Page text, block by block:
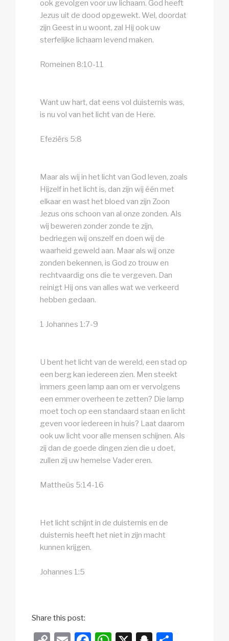
ook gevolgen voor uw lichaam. God heeft
Jezus uit de dood opgewekt. Wel, doordat
zijn Geest in u woont, zal Hij ook uw
sterfelijke lichaam levend maken.
Romeinen 8:10-11
Want uw hart, dat eens vol duisternis was,
is nu vol van het licht van de Here.
Efeziërs 5:8
Maar als wij in het licht van God leven, zoals
Hijzelf in het licht is, dan zijn wij één met
elkaar en wast het bloed van zijn Zoon
Jezus ons schoon van al onze zonden. Als
wij beweren zonder zonde te zijn,
bedriegen wij onszelf en doen wij de
waarheid geweld aan. Maar als wij onze
zonden bekennen, is God zo trouw en
rechtvaardig ons die te vergeven. Dan
reinigt Hij ons van alles wat we verkeerd
hebben gedaan.
1 Johannes 1:7-9
U bent het licht van de wereld, een stad op
een berg kan iedereen zien. Men steekt
immers geen lamp aan om er vervolgens
een emmer overheen te zetten? Die lamp
moet toch op een standaard staan en licht
geven voor iedereen in huis? Laat daarom
ook uw licht voor alle mensen schijnen. Als
zij dan de goede dingen zien die u doet,
zullen zij uw hemelse Vader eren.
Mattheüs 5:14-16
Het licht schijnt in de duisternis en de
duisternis heeft het niet in zijn macht
kunnen krijgen.
Johannes 1:5
Share this post: